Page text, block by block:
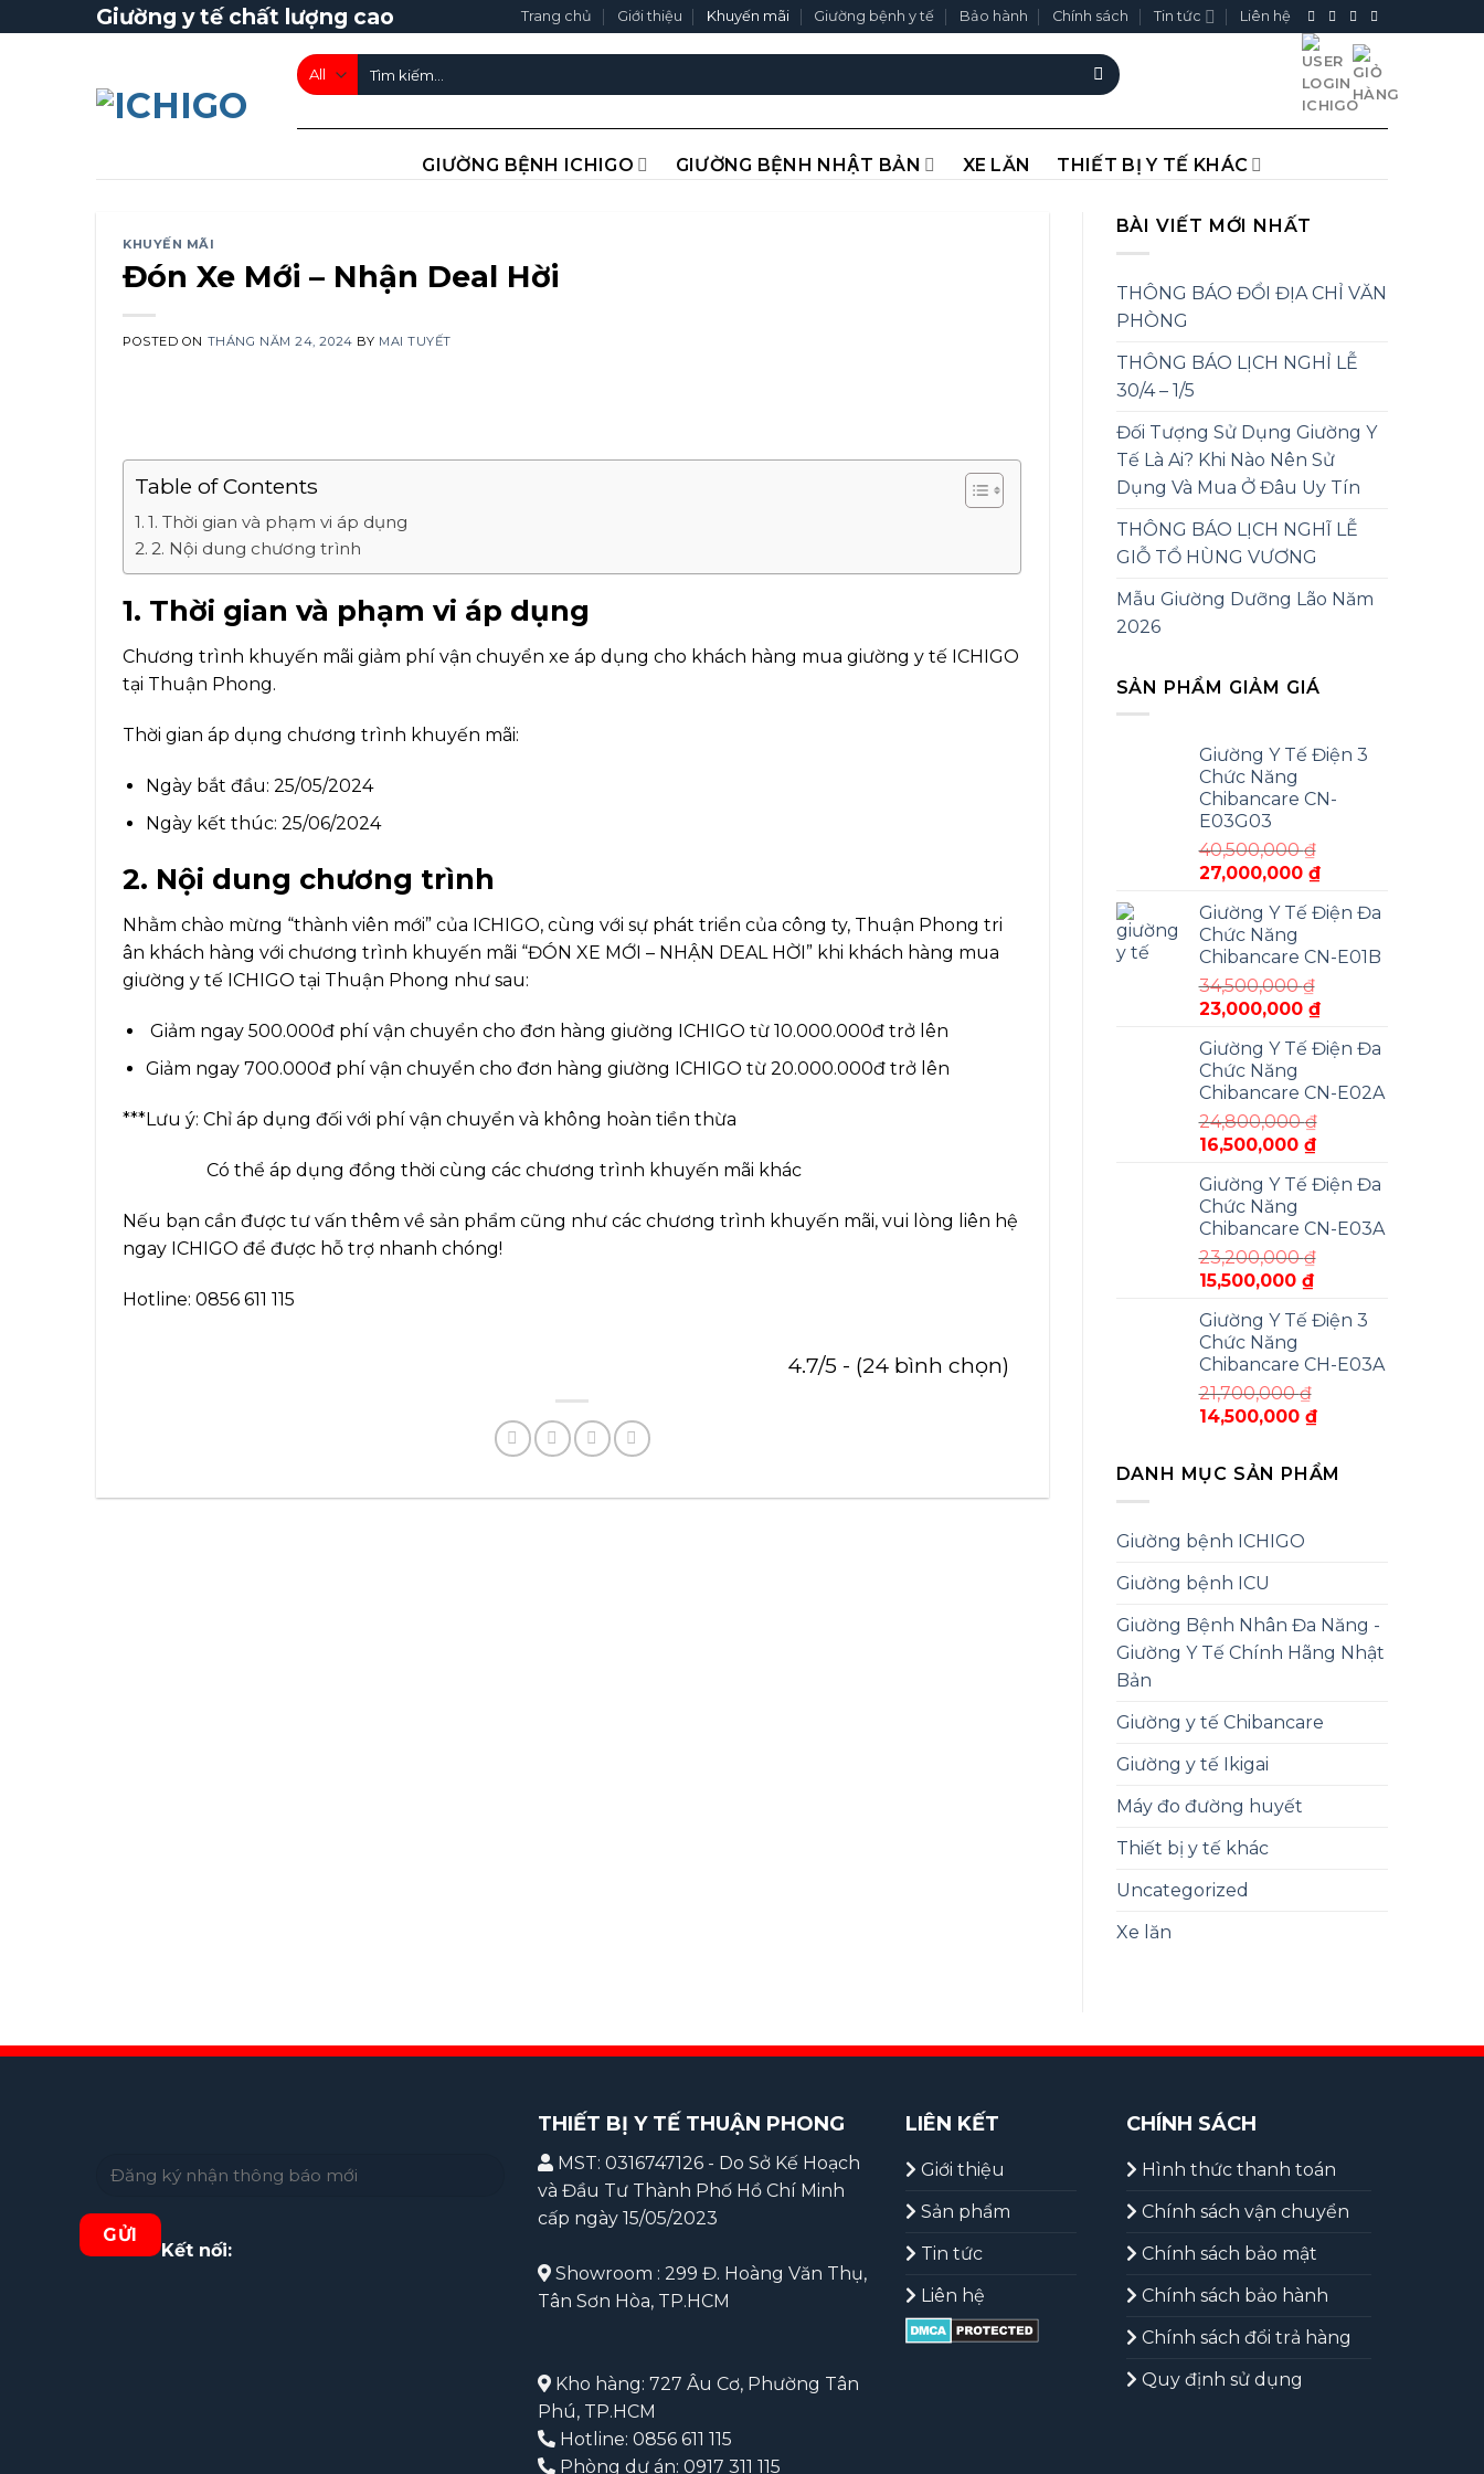
to
Giường y tế chất lượng cao Trang chủ Giới thiệu Khuyến mãi Giường bệnh y tế Bảo hành Chính sách Tin tức Liên hệ
kiếm:
GIƯỜNG BỆNH ICHIGO GIƯỜNG BỆNH NHẬT BẢN XE LĂN THIẾT BỊ Y TẾ KHÁC
KHUYẾN MÃI
Đón Xe Mới – Nhận Deal Hời
POSTED ON THÁNG NĂM 24, 2024 BY MAI TUYẾT
Table of Contents
1. Thời gian và phạm vi áp dụng
2. Nội dung chương trình
1. Thời gian và phạm vi áp dụng
Chương trình khuyến mãi giảm phí vận chuyển xe áp dụng cho khách hàng mua giường y tế ICHIGO
tại Thuận Phong.
Thời gian áp dụng chương trình khuyến mãi:
Ngày bắt đầu: 25/05/2024
Ngày kết thúc: 25/06/2024
2. Nội dung chương trình
Nhằm chào mừng “thành viên mới” của ICHIGO, cùng với sự phát triển của công ty, Thuận Phong tri
ân khách hàng với chương trình khuyến mãi “ĐÓN XE MỚI – NHẬN DEAL HỜI” khi khách hàng mua
giường y tế ICHIGO tại Thuận Phong như sau:
Giảm ngay 500.000đ phí vận chuyển cho đơn hàng giường ICHIGO từ 10.000.000đ trở lên
Giảm ngay 700.000đ phí vận chuyển cho đơn hàng giường ICHIGO từ 20.000.000đ trở lên
***Lưu ý: Chỉ áp dụng đối với phí vận chuyển và không hoàn tiền thừa
Có thể áp dụng đồng thời cùng các chương trình khuyến mãi khác
Nếu bạn cần được tư vấn thêm về sản phẩm cũng như các chương trình khuyến mãi, vui lòng liên hệ
ngay ICHIGO để được hỗ trợ nhanh chóng!
Hotline: 0856 611 115
4.7/5 - (24 bình chọn)
BÀI VIẾT MỚI NHẤT
THÔNG BÁO ĐỔI ĐỊA CHỈ VĂN
PHÒNG
THÔNG BÁO LỊCH NGHỈ LỄ
30/4 – 1/5
Đối Tượng Sử Dụng Giường Y
Tế Là Ai? Khi Nào Nên Sử
Dụng Và Mua Ở Đâu Uy Tín
THÔNG BÁO LỊCH NGHĨ LỄ
GIỖ TỔ HÙNG VƯƠNG
Mẫu Giường Dưỡng Lão Năm
2026
SẢN PHẨM GIẢM GIÁ
Giường Y Tế Điện 3
Chức Năng
Chibancare CN-
E03G03
40,500,000₫
Giá
là:
40,500,000 ₫.
27,000,000 ₫Giá
tại
27,000,000 ₫.
Giường Y Tế Điện Đa
Chức Năng
Chibancare CN-E01B
34,500,000₫
Giá
là:
34,500,000 ₫.
23,000,000 ₫Giá
tại
23,000,000 ₫.
Giường Y Tế Điện Đa
Chức Năng
Chibancare CN-E02A
24,800,000₫
Giá
là:
24,800,000 ₫.
16,500,000 ₫Giá
tại
16,500,000 ₫.
Giường Y Tế Điện Đa
Chức Năng
Chibancare CN-E03A
23,200,000₫
Giá
là:
23,200,000 ₫.
15,500,000 ₫Giá
tại
15,500,000 ₫.
Giường Y Tế Điện 3
Chức Năng
Chibancare CH-E03A
21,700,000₫
Giá
là:
21,700,000 ₫.
14,500,000 ₫Giá
tại
là:
DANH MỤC SẢN PHẨM
Giường bệnh ICHIGO
Giường bệnh ICU
Giường Bệnh Nhân Đa Năng -
Giường Y Tế Chính Hãng Nhật
Bản
Giường y tế Chibancare
Giường y tế Ikigai
Máy đo đường huyết
Thiết bị y tế khác
Uncategorized
Xe lăn
Kết nối:
THIẾT BỊ Y TẾ THUẬN PHONG
MST: 0316747126 - Do Sở Kế Hoạch
và Đầu Tư Thành Phố Hồ Chí Minh
cấp ngày 15/05/2023
Showroom : 299 Đ. Hoàng Văn Thụ,
Tân Sơn Hòa, TP.HCM
Kho hàng: 727 Âu Cơ, Phường Tân
Phú, TP.HCM
Hotline: 0856 611 115
Phòng dự án: 0917 311 115
LIÊN KẾT
Giới thiệu
Sản phẩm
Tin tức
Liên hệ
CHÍNH SÁCH
Hình thức thanh toán
Chính sách vận chuyển
Chính sách bảo mật
Chính sách bảo hành
Chính sách đổi trả hàng
Quy định sử dụng